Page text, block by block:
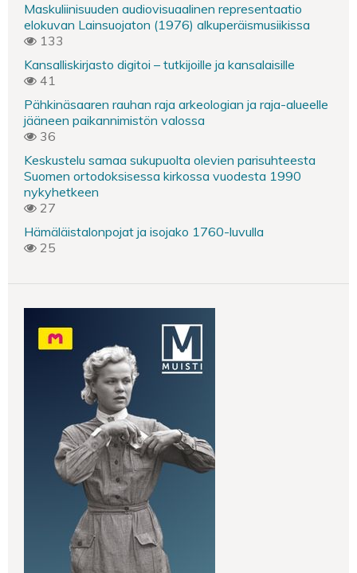
Maskuliinisuuden audiovisuaalinen representaatio
elokuvan Lainsuojaton (1976) alkuperäismusiikissa
133
Kansalliskirjasto digitoi – tutkijoille ja kansalaisille
41
Pähkinäsaaren rauhan raja arkeologian ja raja-alueelle
jääneen paikannimistön valossa
36
Keskustelu samaa sukupuolta olevien parisuhteesta
Suomen ortodoksisessa kirkossa vuodesta 1990
nykyhetkeen
27
Hämäläistalonpojat ja isojako 1760-luvulla
25